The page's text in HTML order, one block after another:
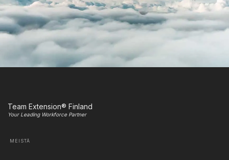
Team Extension® Finland
Your Leading Workforce Partner
MEISTÄ